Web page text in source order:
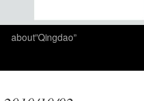
about”Qingdao”